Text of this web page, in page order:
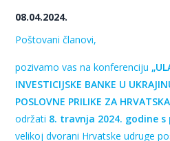
08.04.2024.
Poštovani članovi,
pozivamo vas na konferenciju
INVESTICIJSKE BANKE U
POSLOVNE PRILIKE ZA
održati 8. travnja 2024. godine
velikoj dvorani Hrvatske udruge